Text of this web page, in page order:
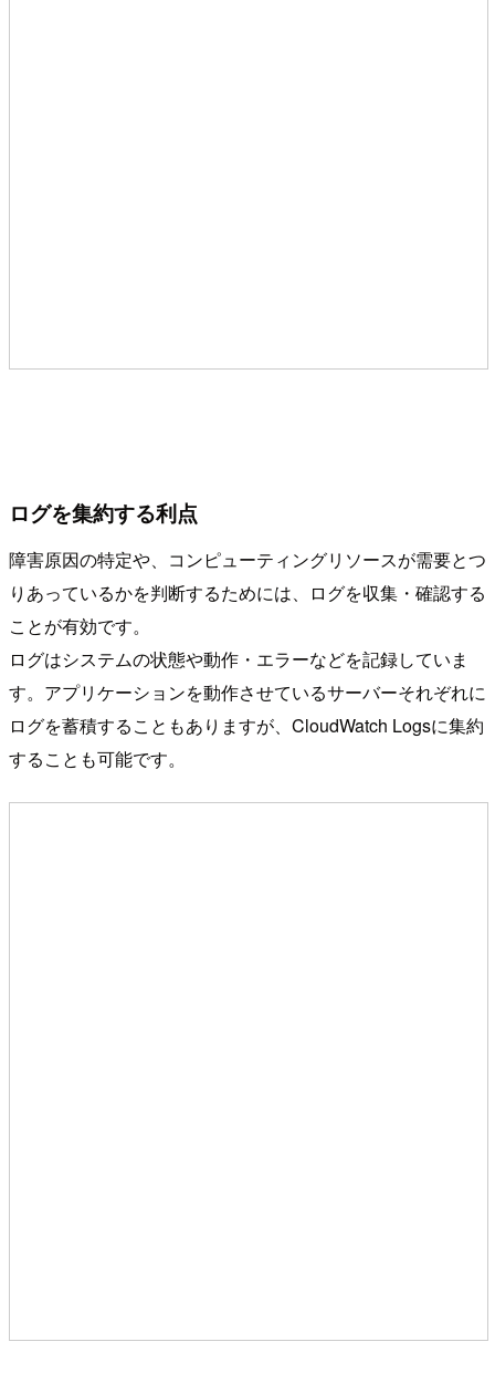
ログを集約する利点
障害原因の特定や、コンピューティングリソースが需要とつ
りあっているかを判断するためには、ログを収集・確認する
ことが有効です。
ログはシステムの状態や動作・エラーなどを記録していま
す。アプリケーションを動作させているサーバーそれぞれに
ログを蓄積することもありますが、CloudWatch Logsに集約
することも可能です。